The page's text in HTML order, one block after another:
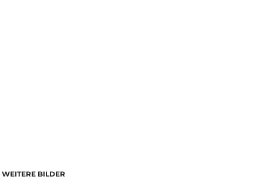
WEITERE BILDER